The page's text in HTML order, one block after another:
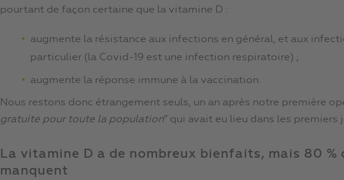
pourtant de façon certaine que la vitamine D :
augmente la résistance aux infections en général, et aux
particulier (la Covid-19 est une infection respiratoire) ;
augmente la réponse immune à la vaccination.
Nous restons donc étrangement seuls, un an après notre première
gratuite pour toute la population” qui avait eu lieu dans les premiers
La vitamine D a de nombreux bienfaits, mais 80 %
manquent